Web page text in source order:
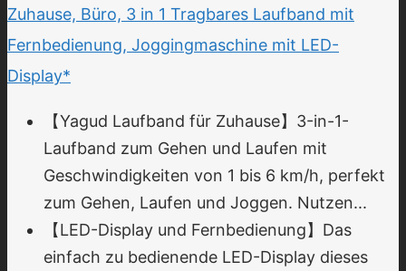
Zuhause, Büro, 3 in 1 Tragbares Laufband mit
Fernbedienung, Joggingmaschine mit LED-
Display*
【Yagud Laufband für Zuhause】3-in-1-
Laufband zum Gehen und Laufen mit
Geschwindigkeiten von 1 bis 6 km/h, perfekt
zum Gehen, Laufen und Joggen. Nutzen...
【LED-Display und Fernbedienung】Das
einfach zu bedienende LED-Display dieses